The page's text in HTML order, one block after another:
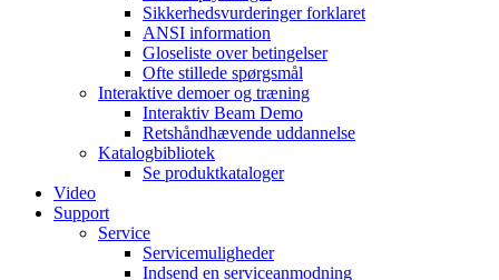
Sikkerhedsvurderinger forklaret
ANSI information
Gloseliste over betingelser
Ofte stillede spørgsmål
Interaktive demoer og træning
Interaktiv Beam Demo
Retshåndhævende uddannelse
Katalogbibliotek
Se produktkataloger
Video
Support
Service
Servicemuligheder
Indsend en serviceanmodning